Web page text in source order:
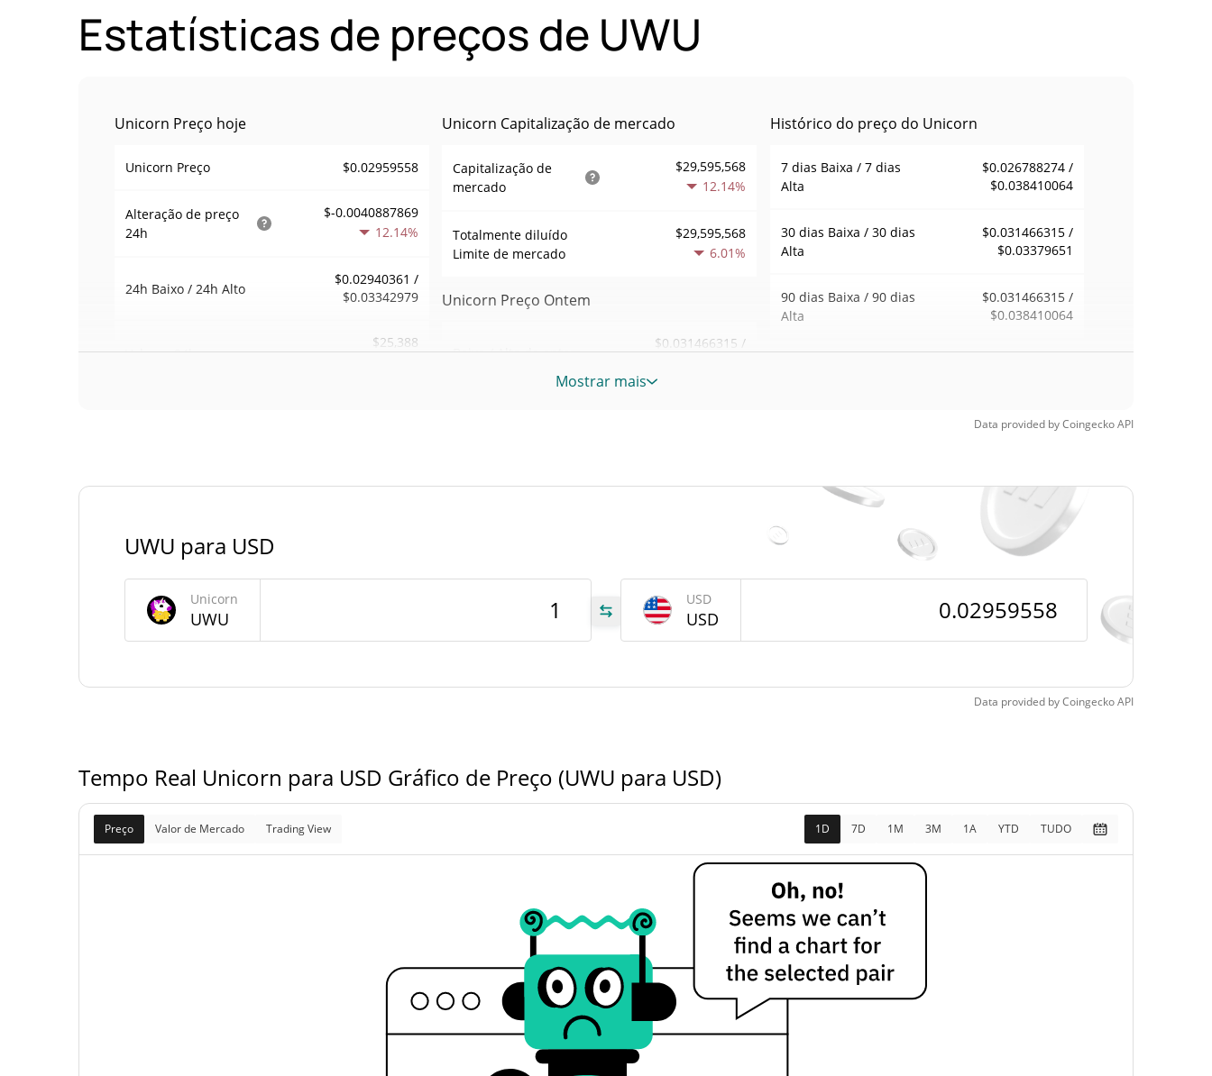
Estatísticas de preços de UWU
Unicorn Preço hoje
Unicorn Preço $0.02959558
Alteração de preço
24h
$-0.0040887869
12.14%
24h Baixo / 24h Alto
$0.02940361 /
$0.03342979
Volume24h
$25,388
Fornecimento de Unicorn
Fornecimento em
circulação
Unicorn Capitalização de mercado
Capitalização de
mercado
$29,595,568
12.14%
Totalmente diluído
Limite de mercado
$29,595,568
6.01%
Unicorn Preço Ontem
Baixa / Alta de ontem
$0.031466315 /
Histórico do preço do Unicorn
7 dias Baixa / 7 dias
Alta
$0.026788274 /
$0.038410064
30 dias Baixa / 30 dias
Alta
$0.031466315 /
$0.03379651
90 dias Baixa / 90 dias
Alta
$0.031466315 /
$0.038410064
Baixa de todos os
tempos
atrás)
$0.00200007
1379.72%
Mostrar mais
Data provided byCoingeckoAPI
UWU para USD
Unicorn
UWU
USD
USD
Data provided byCoingeckoAPI
Tempo Real Unicorn para USD Gráfico de Preço (UWU para USD)
Preço Valor de Mercado Trading View 1D 7D 1M 3M 1A YTD TUDO